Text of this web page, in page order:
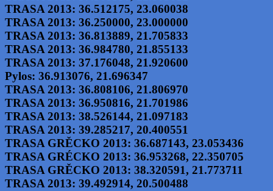
TRASA 2013: 36.512175, 23.060038
TRASA 2013: 36.250000, 23.000000
TRASA 2013: 36.813889, 21.705833
TRASA 2013: 36.984780, 21.855133
TRASA 2013: 37.176048, 21.920600
Pylos: 36.913076, 21.696347
TRASA 2013: 36.808106, 21.806970
TRASA 2013: 36.950816, 21.701986
TRASA 2013: 38.526144, 21.097183
TRASA 2013: 39.285217, 20.400551
TRASA GRĚCKO 2013: 36.687143, 23.053436
TRASA GRÉCKO 2013: 36.953268, 22.350705
TRASA GRĚCKO 2013: 38.320591, 21.773711
TRASA 2013: 39.492914, 20.500488